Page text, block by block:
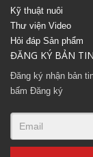
Kỹ thuật nuôi
Thư viện Video
Hỏi đáp Sản phẩm
ĐĂNG KÝ BẢN TIN
Đăng ký nhận bản
bấm Đăng ký